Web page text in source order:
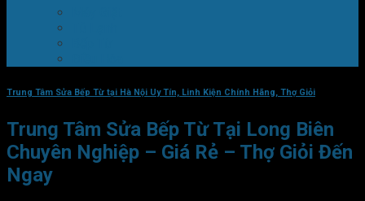
Trung Tâm Sửa Bếp Từ tại Hà Nội Uy Tín, Linh Kiện Chính Hãng, Thợ Giỏi
Trung Tâm Sửa Bếp Từ Tại Long Biên
Chuyên Nghiệp – Giá Rẻ – Thợ Giỏi Đến
Ngay